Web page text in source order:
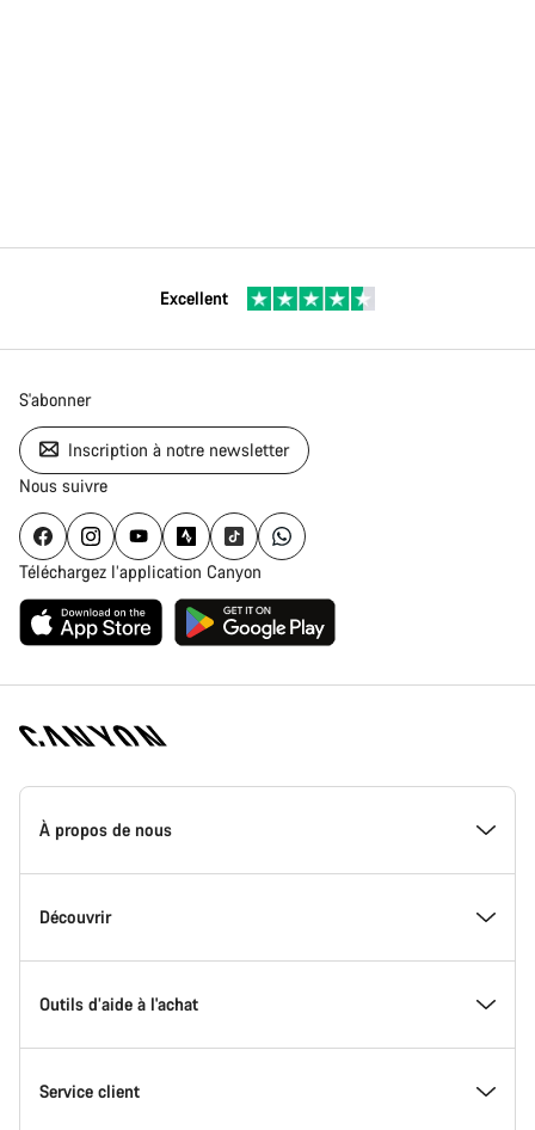
Excellent
S'abonner
Inscription à notre newsletter
Nous suivre
Téléchargez l’application Canyon
Page
d'accueil
Canyon
-
Canyon
À propos de nous
Inside Canyon
L'innovation chez Canyon
Canyon Factory Racing
Découvrir
Evénements
Trouver les emplacements Canyon
Outils d’aide à l'achat
Trouvez le Canyon de vos rêves
Service client